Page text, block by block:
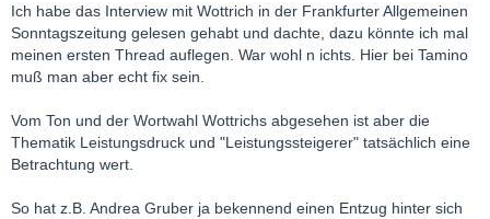
Ich habe das Interview mit Wottrich in der Frankfurter Allgemeinen
Sonntagszeitung gelesen gehabt und dachte, dazu könnte ich mal
meinen ersten Thread auflegen. War wohl n ichts. Hier bei Tamino
muß man aber echt fix sein.
Vom Ton und der Wortwahl Wottrichs abgesehen ist aber die
Thematik Leistungsdruck und "Leistungssteigerer" tatsächlich eine
Betrachtung wert.
So hat z.B. Andrea Gruber ja bekennend einen Entzug hinter sich